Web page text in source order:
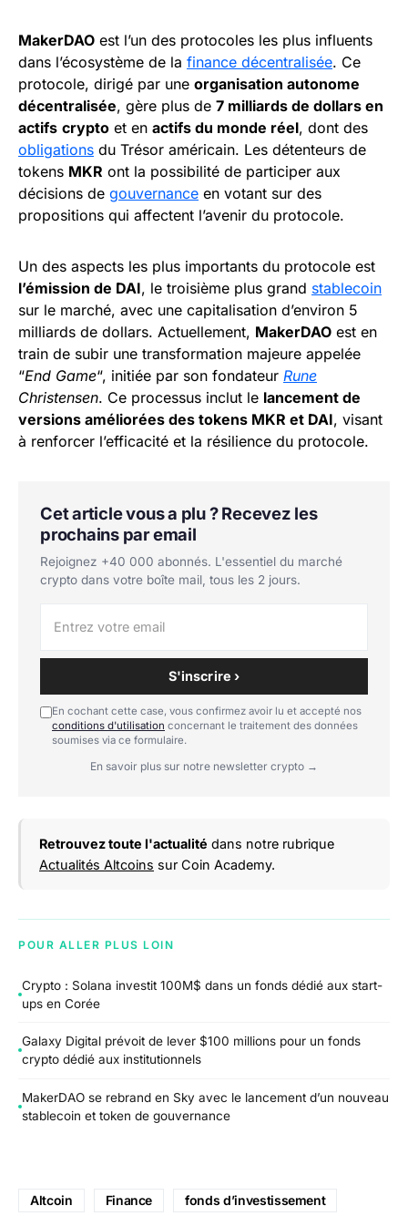
MakerDAO est l’un des protocoles les plus influents
dans l’écosystème de la finance décentralisée. Ce
protocole, dirigé par une organisation autonome
décentralisée, gère plus de 7 milliards de dollars en
actifs crypto et en actifs du monde réel, dont des
obligations du Trésor américain. Les détenteurs de
tokens MKR ont la possibilité de participer aux
décisions de gouvernance en votant sur des
propositions qui affectent l’avenir du protocole.
Un des aspects les plus importants du protocole est
l’émission de DAI, le troisième plus grand stablecoin
sur le marché, avec une capitalisation d’environ 5
milliards de dollars. Actuellement, MakerDAO est en
train de subir une transformation majeure appelée
“End Game“, initiée par son fondateur Rune
Christensen. Ce processus inclut le lancement de
versions améliorées des tokens MKR et DAI, visant
à renforcer l’efficacité et la résilience du protocole.
Cet article vous a plu ? Recevez les
prochains par email
Rejoignez +40 000 abonnés. L'essentiel du marché
crypto dans votre boîte mail, tous les 2 jours.
S'inscrire ›
En cochant cette case, vous confirmez avoir lu et accepté nos
conditions d'utilisation concernant le traitement des données
soumises via ce formulaire.
En savoir plus sur notre newsletter crypto →
Retrouvez toute l'actualité dans notre rubrique
Actualités Altcoins sur Coin Academy.
POUR ALLER PLUS LOIN
Crypto : Solana investit 100M$ dans un fonds dédié aux start-
ups en Corée
Galaxy Digital prévoit de lever $100 millions pour un fonds
crypto dédié aux institutionnels
MakerDAO se rebrand en Sky avec le lancement d’un nouveau
stablecoin et token de gouvernance
Altcoin Finance fonds d’investissement